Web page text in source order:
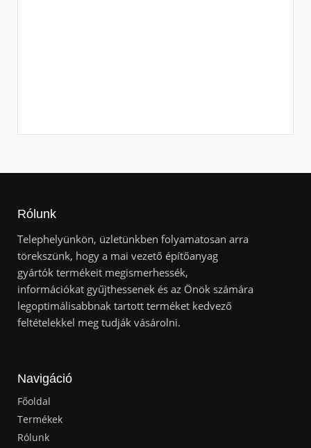
Rólunk
Telephelyünkön, üzletünkben folyamatosan arra
törekszünk, hogy a mai vezető építőanyag
gyártók termékeit megismerhessék,
információkat gyűjthessenek és az Önök számára
legoptimálisabbnak tartott terméket kedvező
feltételekkel meg tudják vásárolni.
Navigáció
Főoldal
Termékek
Rólunk